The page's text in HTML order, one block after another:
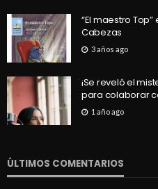
“El maestro
Cabezas
3 años ago
¡Se reveló el
para colaborar
1 año ago
ÚLTIMOS COMENTARIOS